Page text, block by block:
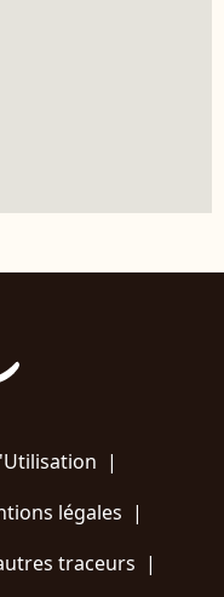
|
légales |
traceurs |